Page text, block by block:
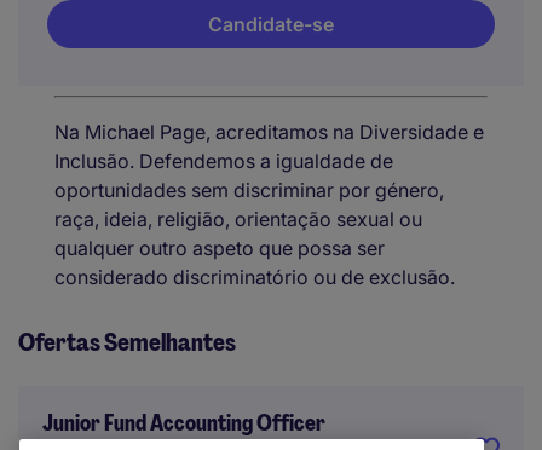
Candidate-se
Na Michael Page, acreditamos na Diversidade e
Inclusão. Defendemos a igualdade de
oportunidades sem discriminar por género,
raça, ideia, religião, orientação sexual ou
qualquer outro aspeto que possa ser
considerado discriminatório ou de exclusão.
Ofertas Semelhantes
Junior Fund Accounting Officer